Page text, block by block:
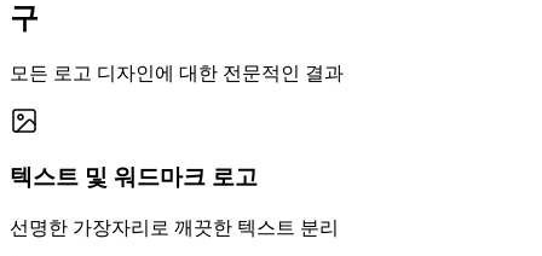
구
모든 로고 디자인에 대한 전문적인 결과
텍스트 및 워드마크 로고
선명한 가장자리로 깨끗한 텍스트 분리